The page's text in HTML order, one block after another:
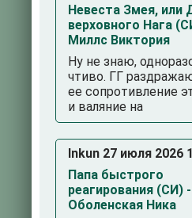
Невеста Змея, или
верховного Нага
Миллс Виктория
Ну не знаю,
чтиво. ГГ
ее сопротивление
и валяние на
Inkun 27 июля 2026
Папа быстрого
реагирования (СИ) -
Оболенская Ника